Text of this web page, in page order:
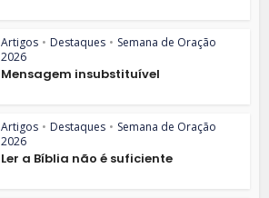
Artigos • Destaques • Semana de Oração
2026
Mensagem insubstituível
Artigos • Destaques • Semana de Oração
2026
Ler a Bíblia não é suficiente